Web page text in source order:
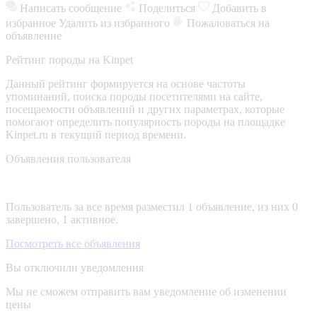
Написать сообщение Поделиться
Добавить в
избранное Удалить из избранного
Пожаловаться на
объявление
Рейтинг породы на Kinpet
Данный рейтинг формируется на основе частоты
упоминаний, поиска породы посетителями на сайте,
посещаемости объявлений и других параметрах, которые
помогают определить популярность породы на площадке
Kinpet.ru в текущий период времени.
Объявления пользователя
Пользователь за все время разместил 1 объявление, из них 0
завершено, 1 активное.
Посмотреть все объявления
Вы отключили уведомления
Мы не сможем отправить вам уведомление об изменении
цены